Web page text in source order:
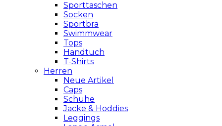
Sporttaschen
Socken
Sportbra
Swimmwear
Tops
Handtuch
T-Shirts
Herren
Neue Artikel
Caps
Schuhe
Jacke & Hoddies
Leggings